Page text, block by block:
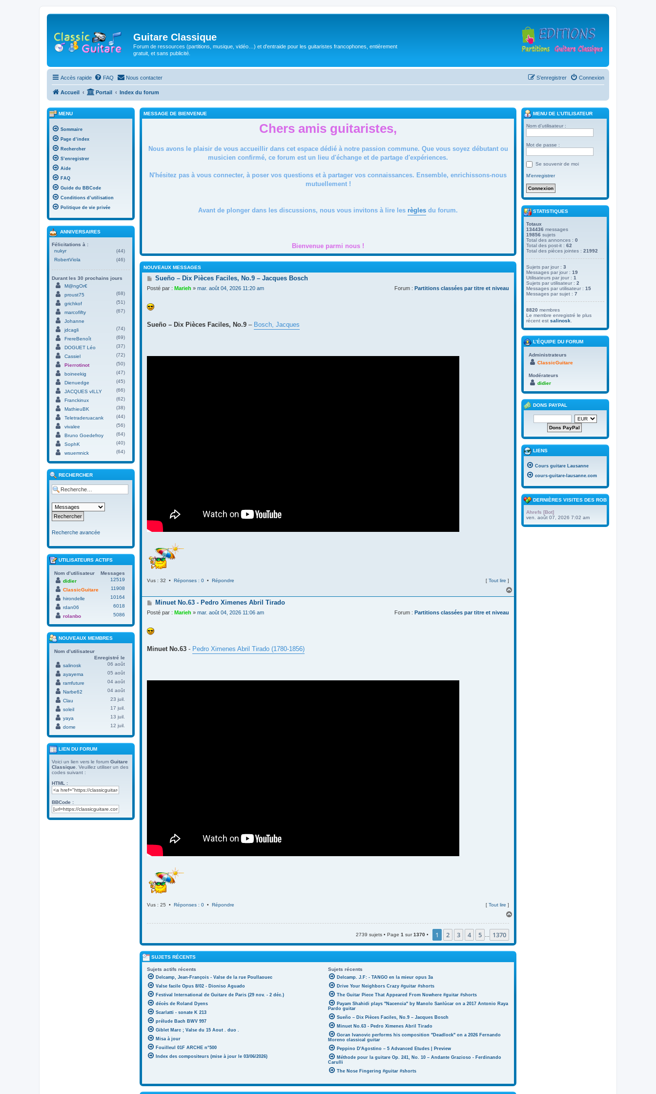
Guitare Classique
Forum de ressources (partitions, musique, vidéo…) et d'entraide pour les guitaristes francophones, entièrement
gratuit, et sans publicité.
Accès rapide FAQ Nous contacter Connexion
S’enregistrer
Accueil Portail Index du forum
MESSAGE DE BIENVENUE
Chers amis guitaristes,
Nous avons le plaisir de vous accueillir dans cet espace dédié à notre passion commune. Que vous soyez débutant ou
musicien confirmé, ce forum est un lieu d'échange et de partage d'expériences.
N'hésitez pas à vous connecter, à poser vos questions et à partager vos connaissances. Ensemble, enrichissons-nous
mutuellement !
Avant de plonger dans les discussions, nous vous invitons à lire les règles du forum.
Bienvenue parmi nous !
NOUVEAUX MESSAGES
M
s
a
g
Sueño – Dix Pièces Faciles, No.9 – Jacques Bosch
Posté par : Marieh » mar. août 04, 2026 11:20 am Forum : Partitions classées par titre et niveau
Sueño – Dix Pièces Faciles, No.9 – Bosch, Jacques
Vus : 32 • Réponses : 0 • Répondre [ Tout lire ]
a
M
s
a
g
Minuet No.63 - Pedro Ximenes Abril Tirado
Posté par : Marieh » mar. août 04, 2026 11:06 am Forum : Partitions classées par titre et niveau
Minuet No.63 - Pedro Ximenes Abril Tirado (1780-1856)
Vus : 25 • Réponses : 0 • Répondre [ Tout lire ]
2739 sujets • Page 1 sur1370 • 1 2 3 4 5 1370
SUJETS RÉCENTS
Sujets actifs récents Sujets récents
Delcamp, Jean-François - Valse de la rue Poullaouec
Valse facile Opus 8/02 - Dioniso Aguado
Festival International de Guitare de Paris (29 nov. - 2 déc.)
décès de Roland Dyens
Scarlatti - sonate K 213
prélude Bach BWV 997
Giblet Marc ; Valse du 15 Aout . duo .
Misa à jour
Fouilleul 01F ARCHE n°500
Index des compositeurs (mise à jour le 03/06/2026)
Delcamp. J.F: - TANGO en la mieur opus 3a
Drive Your Neighbors Crazy #guitar #shorts
The Guitar Piece That Appeared From Nowhere #guitar #shorts
Payam Shahidi plays "Nacencia" by Manolo Sanlúcar on a 2017 Antonio Raya
Pardo guitar
Sueño – Dix Pièces Faciles, No.9 – Jacques Bosch
Minuet No.63 - Pedro Ximenes Abril Tirado
Goran Ivanovic performs his composition "Deadlock" on a 2026 Fernando
Moreno classical guitar
Peppino D'Agostino – 5 Advanced Etudes | Preview
Méthode pour la guitare Op. 241, No. 10 – Andante Grazioso - Ferdinando
Carulli
The Nose Fingering #guitar #shorts
MENU
Sommaire
Page d’index
Rechercher
S’enregistrer
Aide
FAQ
Guide du BBCode
Conditions d’utilisation
Politique de vie privée
ANNIVERSAIRES
Félicitations à :
nukyr
(44)
RobertViola
(46)
Durant les 30 prochains jours
M@ngOr€
proust75
(68)
grichkof
(51)
marcofifty
(67)
Johanne
jdcagli
(74)
FrereBenoît
(69)
DOGUET Léo
(37)
Cassiel
(72)
Pierrotinot
(50)
boineekig
(47)
Dienuedge
(45)
JACQUES vILLY
(66)
Franckinux
(62)
MathieuBK
(38)
Teletraderuacank
(44)
vivalee
(56)
Bruno Goedefroy
(64)
SophK
(40)
wsuemnick
(64)
RECHERCHER
Recherche avancée
UTILISATEURS ACTIFS
Nom d’utilisateur
Messages
didier
12519
ClassicGuitare
11908
hirondelle
10164
rdan06
6018
rolanbo
5086
NOUVEAUX MEMBRES
Nom d’utilisateur
Enregistré le
salinosk
06 août
ayayema
05 août
ramfuture
04 août
Narbe62
04 août
Clau
23 juil.
soleil
17 juil.
yaya
13 juil.
dome
12 juil.
LIEN DU FORUM
Voici un lien vers le forum Guitare
Classique . Veuillez utiliser un des
codes suivant :
HTML :
BBCode :
MENU DE L’UTILISATEUR
Nom d’utilisateur :
Mot de passe :
Se souvenir de moi
M’enregistrer
STATISTIQUES
Totaux
134436 messages
19856 sujets
Total des annonces : 0
Total des post-it : 62
Total des pièces jointes : 21992
Sujets par jour : 3
Messages par jour : 19
Utilisateurs par jour : 1
Sujets par utilisateur : 2
Messages par utilisateur : 15
Messages par sujet : 7
8820 membres
Le membre enregistré le plus
récent est salinosk
L’ÉQUIPE DU FORUM
Administrateurs
ClassicGuitare
Modérateurs
didier
DONS PAYPAL
LIENS
Cours guitare Lausanne
cours-guitare-lausanne.com
DERNIÈRES VISITES DES ROBOTS
Ahrefs [Bot]
ven. août 07, 2026 7:02 am